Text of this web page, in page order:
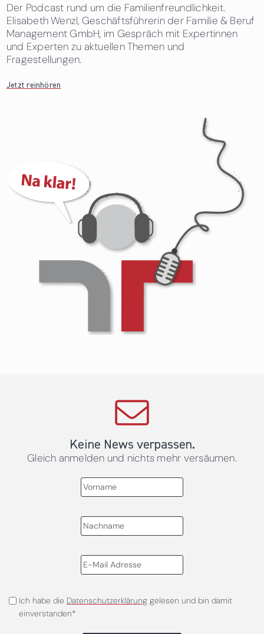
Der Podcast rund um die Familienfreundlichkeit.
Elisabeth Wenzl, Geschäftsführerin der Familie & Beruf
Management GmbH, im Gespräch mit Expertinnen
und Experten zu aktuellen Themen und
Fragestellungen.
Jetzt reinhören
Keine News verpassen.
Gleich anmelden und nichts mehr versäumen.
Ich habe die Datenschutzerklärunggelesen und bin damit
einverstanden*